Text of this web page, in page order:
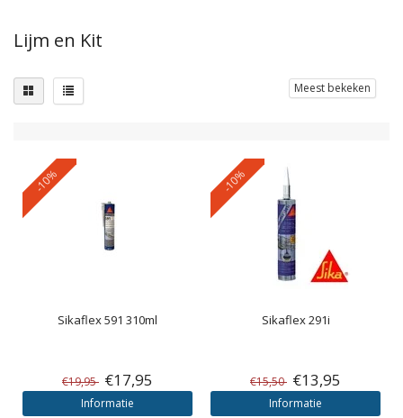
Lijm en Kit
Meest bekeken
-10%
Sikaflex 591 310ml
€19,95 €17,95
Informatie
-10%
Sikaflex 291i
€15,50 €13,95
Informatie